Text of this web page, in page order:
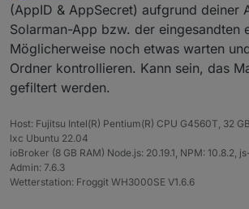
(AppID & AppSecret) aufgrund deiner
Solarman-App bzw. der eingesandten
Möglicherweise noch etwas warten
Ordner kontrollieren. Kann sein, das
gefiltert werden.
Host: Fujitsu Intel(R) Pentium(R) CPU G4560T, 32
lxc Ubuntu 22.04
ioBroker (8 GB RAM) Node.js: 20.19.1, NPM: 10.8.2,
Admin: 7.6.3
Wetterstation: Froggit WH3000SE V1.6.6